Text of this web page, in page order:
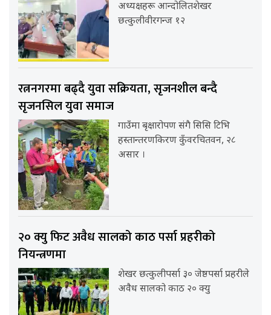
अध्यक्षहरू आन्दोलितशेखर
छत्कुलीवीरगन्ज १२
रत्ननगरमा बढ्दै युवा सक्रियता, सृजनशील बन्दै
सृजनसिल युवा समाज
गाउँमा बृक्षारोपण संगै सिसि टिभि
हस्तान्तरणकिरण कुँवरचितवन, २८
असार ।
२० क्यु फिट अवैध सालको काठ पर्सा प्रहरीको
नियन्त्रणमा
शेखर छत्कुलीपर्सा ३० जेष्ठपर्सा प्रहरीले
अवैध सालको काठ २० क्यु